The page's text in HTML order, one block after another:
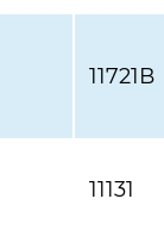
11721В
11131